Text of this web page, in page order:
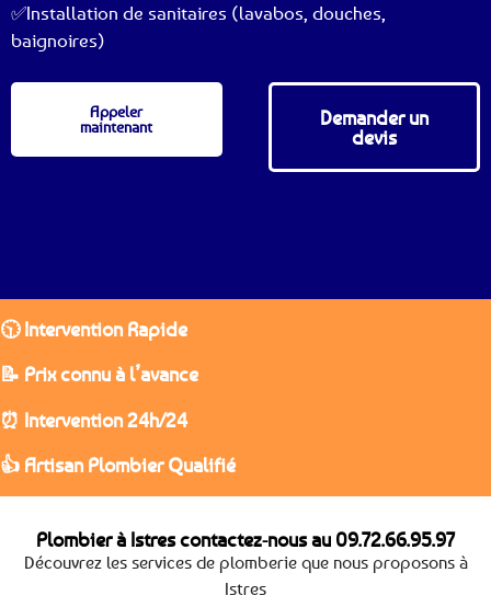
✅Installation de sanitaires (lavabos, douches,
baignoires)
Appeler
maintenant
Demander un
devis
🕥 Intervention Rapide
📝 Prix connu à l’avance
⏰ Intervention 24h/24
👍 Artisan Plombier Qualifié
Plombier à Istres contactez-nous au 09.72.66.95.97
Découvrez les services de plomberie que nous proposons à
Istres